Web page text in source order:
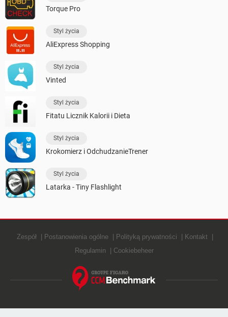
Torque Pro
Styl życia
AliExpress Shopping
Styl życia
Vinted
Styl życia
Fitatu Licznik Kalorii i Dieta
Styl życia
Krokomierz i OdchudzanieTrener
Styl życia
Latarka - Tiny Flashlight
Zespół Postanowienia ogólne Polityką prywatności
Kontakt
Regulamin
Cookiebeheer